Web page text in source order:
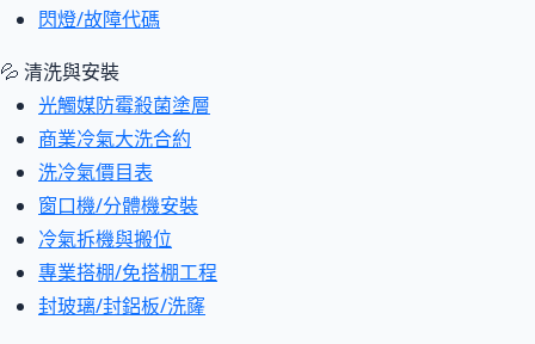
閃燈/故障代碼
💦 清洗與安裝
光觸媒防霉殺菌塗層
商業冷氣大洗合約
洗冷氣價目表
窗口機/分體機安裝
冷氣拆機與搬位
專業搭棚/免搭棚工程
封玻璃/封鋁板/洗窿